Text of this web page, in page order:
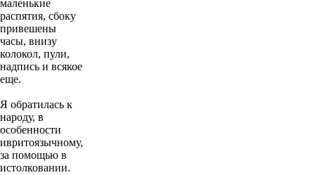
маленькие
распятия, сбоку
привешены
часы, внизу
колокол, пули,
надпись и всякое
еще.
Я обратилась к
народу, в
особенности
ивритоязычному,
за помощью в
истолковании.